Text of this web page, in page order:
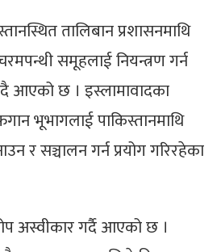
तालिबान प्रशासनमाथि
समूहलाई नियन्त्रण गर्न
छ । इस्लामावादका
भूभागलाई पाकिस्तानमाथि
र सञ्चालन गर्न प्रयोग गरिरहेका
अस्वीकार गर्दै आएको छ ।